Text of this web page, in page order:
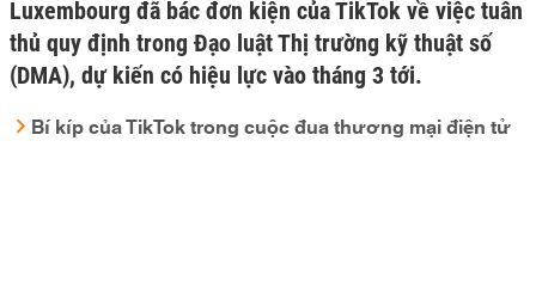
Luxembourg đã bác đơn kiện của TikTok về việc tuân
thủ quy định trong Đạo luật Thị trường kỹ thuật số
(DMA), dự kiến có hiệu lực vào tháng 3 tới.
Bí kíp của TikTok trong cuộc đua thương mại điện tử